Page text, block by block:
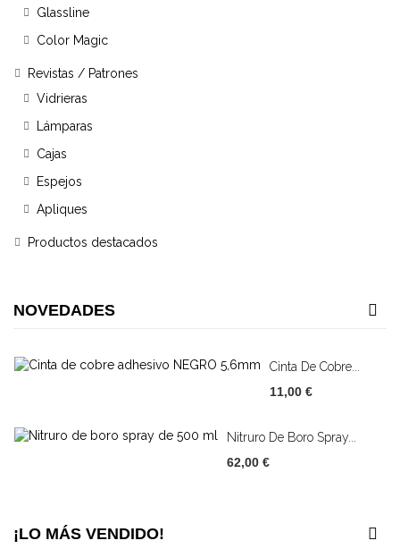
Glassline
Color Magic
Revistas / Patrones
Vidrieras
Lámparas
Cajas
Espejos
Apliques
Productos destacados
NOVEDADES
Cinta De Cobre...
11,00 €
Nitruro De Boro Spray...
62,00 €
¡LO MÁS VENDIDO!